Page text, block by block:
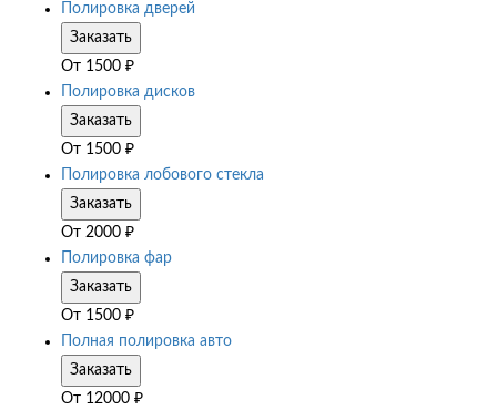
Полировка дверей
Заказать
От 1500 ₽
Полировка дисков
Заказать
От 1500 ₽
Полировка лобового стекла
Заказать
От 2000 ₽
Полировка фар
Заказать
От 1500 ₽
Полная полировка авто
Заказать
От 12000 ₽